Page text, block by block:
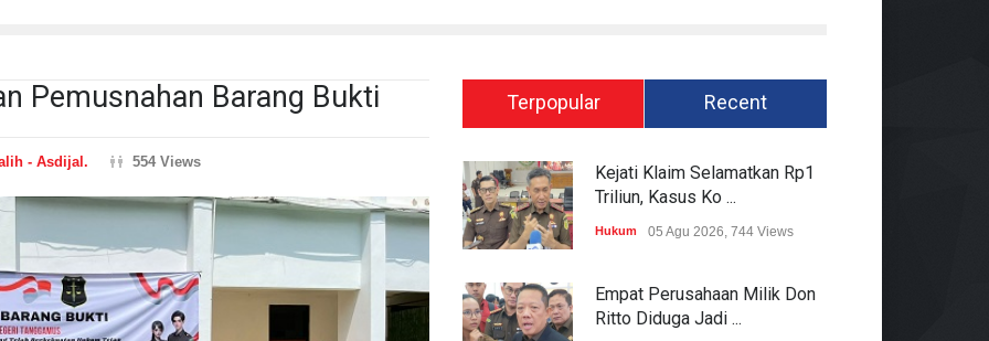
Pemusnahan Barang Bukti
- Asdijal. 554 Views
Terpopular Recent
Kejati Klaim Selamatkan Rp1
Triliun, Kasus Ko ...
Hukum 05 Agu 2026, 744 Views
Empat Perusahaan Milik Don
Ritto Diduga Jadi ...